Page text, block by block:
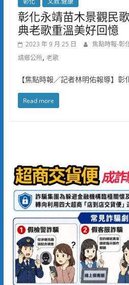
彰化永靖苗木景觀民
典老歌重溫美好回憶
2023 年 9 月 25 日 焦點時報-彰
靖鄉公所, 老歌
【焦點時報／記者林明佑報導】彰
Read more